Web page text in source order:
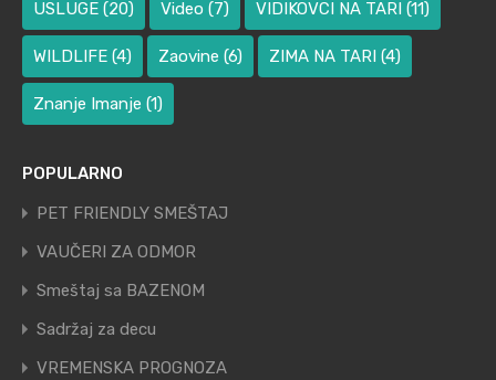
USLUGE (20) Video (7) VIDIKOVCI NA TARI (11)
WILDLIFE (4) Zaovine (6) ZIMA NA TARI (4)
Znanje Imanje (1)
POPULARNO
PET FRIENDLY SMEŠTAJ
VAUČERI ZA ODMOR
Smeštaj sa BAZENOM
Sadržaj za decu
VREMENSKA PROGNOZA